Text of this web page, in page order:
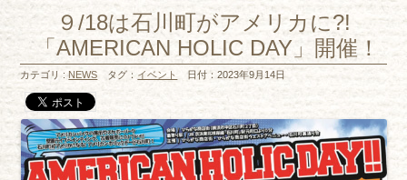
９/18は石川町がアメリカに?!
「AMERICAN HOLIC DAY」開催！
カテゴリ :NEWS タグ： イベント 日付：2023年9月14日